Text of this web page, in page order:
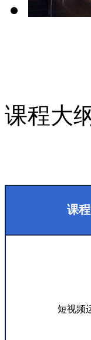
课程大
课
短视频